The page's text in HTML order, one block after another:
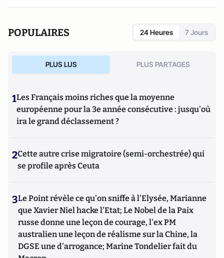
POPULAIRES 24 Heures 7 Jours
PLUS LUS PLUS PARTAGES
1Les Français moins riches que la moyenne
européenne pour la 3e année consécutive : jusqu'où
ira le grand déclassement ?
2Cette autre crise migratoire (semi-orchestrée) qui
se profile après Ceuta
3Le Point révèle ce qu'on sniffe à l'Elysée, Marianne
que Xavier Niel hacke l'Etat; Le Nobel de la Paix
russe donne une leçon de courage, l'ex PM
australien une leçon de réalisme sur la Chine, la
DGSE une d'arrogance; Marine Tondelier fait du